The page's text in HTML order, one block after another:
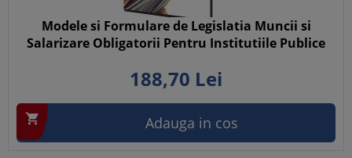
Modele si Formulare de Legislatia Muncii si
Salarizare Obligatorii Pentru Institutiile Publice
188,70 Lei
 Adauga in cos